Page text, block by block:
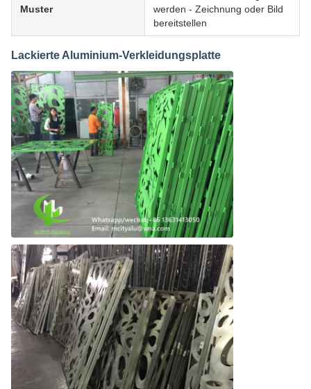
Muster
werden - Zeichnung oder Bild
bereitstellen
Lackierte Aluminium-Verkleidungsplatte